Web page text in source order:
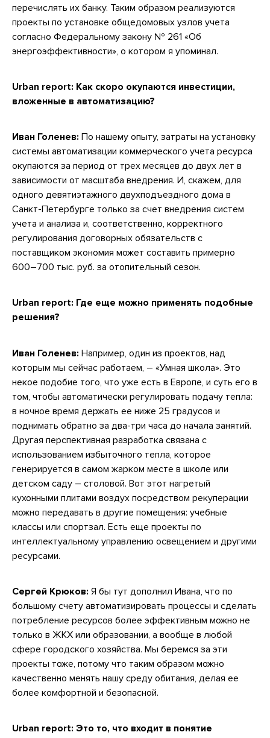
перечислять их банку. Таким образом реализуются
проекты по установке общедомовых узлов учета
согласно Федеральному закону № 261 «Об
энергоэффективности», о котором я упоминал.
Urban report: Как скоро окупаются инвестиции,
вложенные в автоматизацию?
Иван Голенев: По нашему опыту, затраты на установку
системы автоматизации коммерческого учета ресурса
окупаются за период от трех месяцев до двух лет в
зависимости от масштаба внедрения. И, скажем, для
одного девятиэтажного двухподъездного дома в
Санкт-Петербурге только за счет внедрения систем
учета и анализа и, соответственно, корректного
регулирования договорных обязательств с
поставщиком экономия может составить примерно
600–700 тыс. руб. за отопительный сезон.
Urban report: Где еще можно применять подобные
решения?
Иван Голенев: Например, один из проектов, над
которым мы сейчас работаем, – «Умная школа». Это
некое подобие того, что уже есть в Европе, и суть его в
том, чтобы автоматически регулировать подачу тепла:
в ночное время держать ее ниже 25 градусов и
поднимать обратно за два-три часа до начала занятий.
Другая перспективная разработка связана с
использованием избыточного тепла, которое
генерируется в самом жарком месте в школе или
детском саду – столовой. Вот этот нагретый
кухонными плитами воздух посредством рекуперации
можно передавать в другие помещения: учебные
классы или спортзал. Есть еще проекты по
интеллектуальному управлению освещением и другими
ресурсами.
Сергей Крюков: Я бы тут дополнил Ивана, что по
большому счету автоматизировать процессы и сделать
потребление ресурсов более эффективным можно не
только в ЖКХ или образовании, а вообще в любой
сфере городского хозяйства. Мы беремся за эти
проекты тоже, потому что таким образом можно
качественно менять нашу среду обитания, делая ее
более комфортной и безопасной.
Urban report: Это то, что входит в понятие